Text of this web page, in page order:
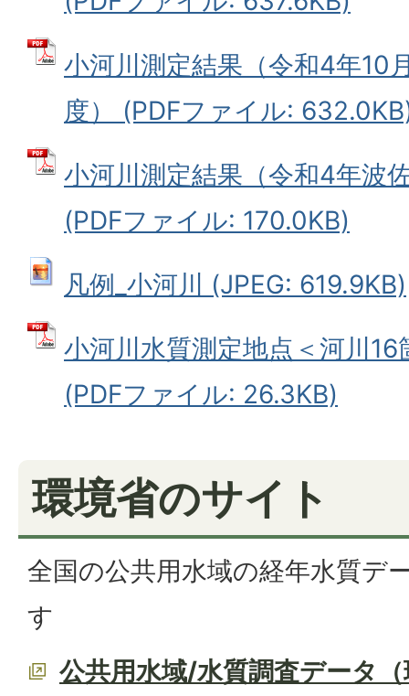
小河川測定結果（令和4年10
度） (PDFファイル:
小河川測定結果（令和4年波
(PDFファイル: 170.0KB)
凡例_小河川 (JPEG: 619.9KB)
小河川水質測定地点＜河川
(PDFファイル: 26.3KB)
環境省のサイト
全国の公共用水域の経年水質デ
す
公共用水域/水質調査データ